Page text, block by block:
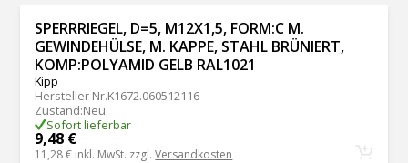
SPERRRIEGEL, D=5, M12X1,5, FORM:C M.
GEWINDEHÜLSE, M. KAPPE, STAHL BRÜNIERT,
KOMP:POLYAMID GELB RAL1021
Kipp
Hersteller Nr.K1672.060512116
Zustand:Neu
Sofort lieferbar
9,48 €
11,28 € inkl. MwSt. zzgl.Versandkosten